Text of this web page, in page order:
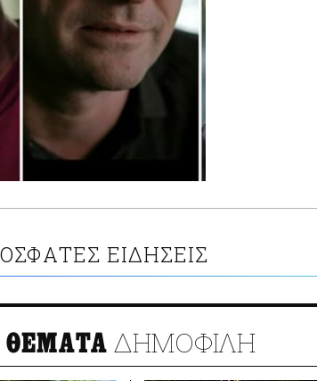
ΕΙΔΗΣΕΙΣ
ΘΕΜΑΤΑ ΔΗΜΟΦΙΛΗ